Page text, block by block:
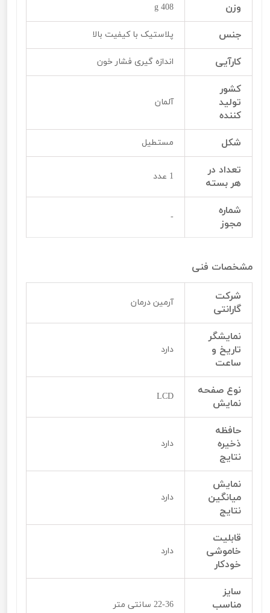
وزن 408 g
جنس پلاستیک با کیفیت بالا
کارآیی اندازه گیری فشار خون
کشور
تولید
کننده
آلمان
شکل مستطیل
تعداد در
هر بسته
1 عدد
شماره
مجوز
-
مشخصات فنی
شرکت
گارانتی
آرمین درمان
نمایشگر
تاریخ و
ساعت
دارد
نوع صفحه
نمایش
LCD
حافظه
ذخیره
نتایج
دارد
نمایش
میانگین
نتایج
دارد
قابلیت
خاموشی
خودکار
دارد
سایز
مناسب
22-36 سانتی متر